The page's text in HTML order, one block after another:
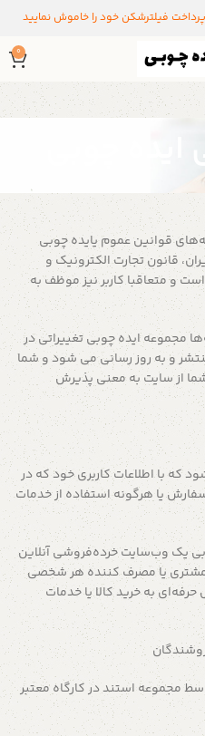
پرداخت فیلترشکن خود را خاموش نمایید
0
چوبی
قوانین عموم یایده چوبی
قانون تجارت الکترونیک و
و متعاقبا کاربر نیز موظف به
مجموعه ایده چوبی تغییراتی در
و به روز رسانی می شود و شما
از سایت به معنی پذیرش
که با اطلاعات کاربری خود که در
یا هرگونه استفاده از خدمات
یک وب‌سایت خرده‌فروشی آنلاین
مشتری یا مصرف کننده هر شخصی
به خرید کالا یا خدمات
مجموعه استند در کارگاه معتبر